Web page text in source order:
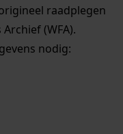
raadplegen
(WFA).
nodig: